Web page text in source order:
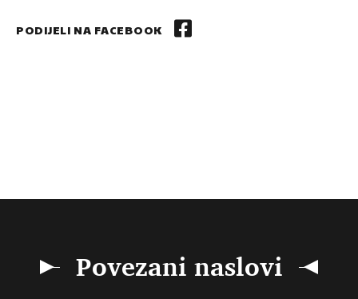
PODIJELI NA FACEBOOK
Povezani naslovi